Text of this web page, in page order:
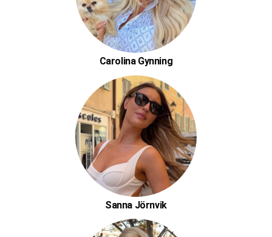
Carolina Gynning
Sanna Jörnvik